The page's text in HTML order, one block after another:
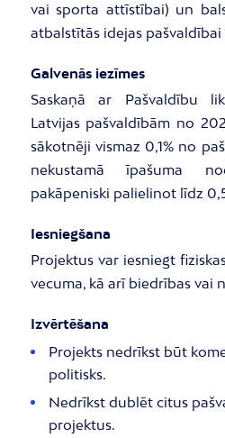
vai sporta attīstībai) un
atbalstītās idejas
Galvenās iezīmes
Saskaņā ar Pašvaldību
Latvijas pašvaldībām no
sākotnēji vismaz 0,1% no
nekustamā īpašuma
pakāpeniski palielinot līdz
Iesniegšana
Projektus var iesniegt
vecuma, kā arī biedrības vai
Izvērtēšana
Projekts nedrīkst būt
politisks.
Nedrīkst dublēt citus
projektus.